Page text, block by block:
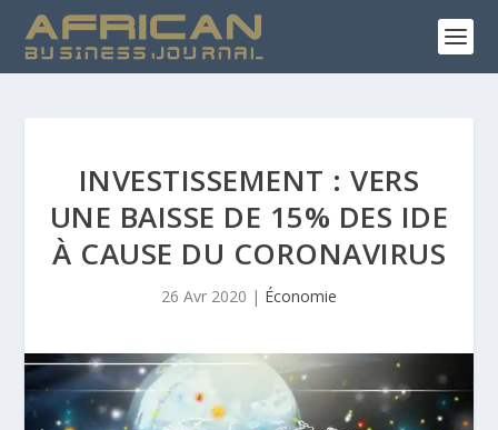
INVESTISSEMENT : VERS
UNE BAISSE DE 15% DES IDE
À CAUSE DU CORONAVIRUS
26 Avr 2020 | Économie